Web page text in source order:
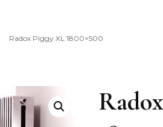
Radox Piggy XL 1800×500